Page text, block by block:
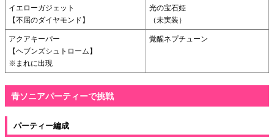
イエローガジェット
【不屈のダイヤモンド】
光の宝石姫
（未実装）
アクアキーパー
【ヘブンズシュトローム】
※まれに出現
覚醒ネプチューン
青ソニアパーティーで挑戦
パーティー編成